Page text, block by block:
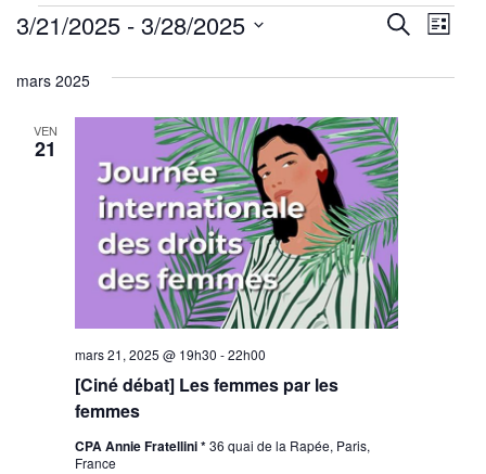
Évènements
et
de
vues
Recherche
Liste
3/21/2025 - 3/28/2025
une
mars 2025
VEN
21
[Ciné débat] Les femmes par les
femmes
mars 21, 2025 @ 19h30 -22h00
CPA Annie Fratellini *36 quai de la Rapée, Paris,
France